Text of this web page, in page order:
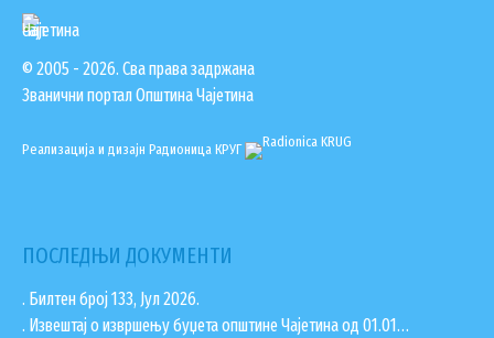
© 2005 - 2026. Сва права задржана
Званични портал Општина Чајетина
Реализација и дизајн Радионица КРУГ
ПОСЛЕДЊИ ДОКУМЕНТИ
. Билтен број 133, Јул 2026.
. Извештај о извршењу буџета општине Чајетина од 01.01…